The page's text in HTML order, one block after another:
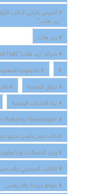
# أشيش باداني النائب
"ريد هات":
# ريد هات
# شركة "ريد هات" (Red Hat)، المزود العالمي الرائد للحلول مفتوحة المصدر
#
# تكنولوجيا
# حلول الرقمنة
# بناء القدرات الرقمية
# Alam Rakamy Newspaper
# خالد حسن رئيس تحرير
# وزير الاتصالات
# الكاتب الصحفي خالد
# موقع جريدة عالم رقمي